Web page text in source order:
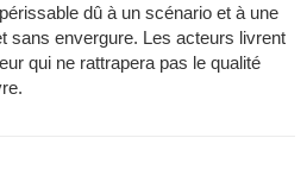
dû à un scénario et à une
sans envergure. Les acteurs livrent
qui ne rattrapera pas le qualité